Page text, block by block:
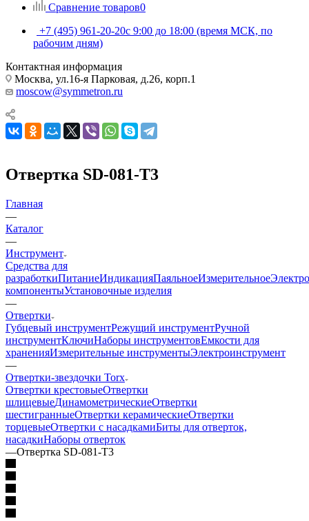
Сравнение товаров0
+7 (495) 961-20-20с 9:00 до 18:00 (время МСК, по
рабочим дням)
Контактная информация
Москва, ул.16-я Парковая, д.26, корп.1
moscow@symmetron.ru
Отвертка SD-081-T3
Главная
—
Каталог
—
Инструмент
Средства для
разработкиПитаниеИндикацияПаяльноеИзмерительное
компонентыУстановочные изделия
—
Отвертки
Губцевый инструментРежущий инструментРучной
инструментКлючиНаборы инструментовЕмкости для
храненияИзмерительные инструментыЭлектроинструмент
—
Отвертки-звездочки Torx
Отвертки крестовыеОтвертки
шлицевыеДинамометрическиеОтвертки
шестигранныеОтвертки керамическиеОтвертки
торцевыеОтвертки с насадкамиБиты для отверток,
насадкиНаборы отверток
—Отвертка SD-081-T3